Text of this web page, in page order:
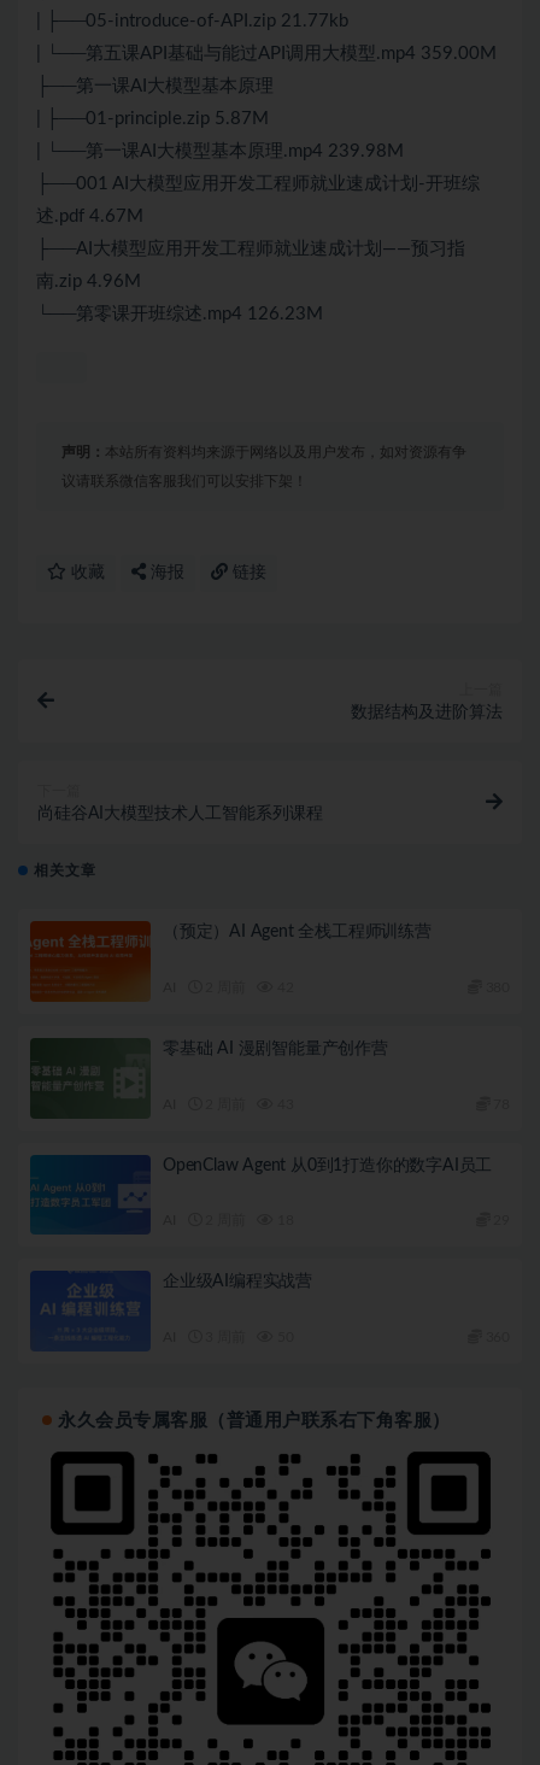
| ├──05-introduce-of-API.zip 21.77kb
| └──第五课API基础与能过API调用大模型.mp4 359.00M
├──第一课AI大模型基本原理
| ├──01-principle.zip 5.87M
| └──第一课AI大模型基本原理.mp4 239.98M
├──001 AI大模型应用开发工程师就业速成计划-开班综
述.pdf 4.67M
├──AI大模型应用开发工程师就业速成计划——预习指
南.zip 4.96M
└──第零课开班综述.mp4 126.23M
声明： 本站所有资料均来源于网络以及用户发布，如对资源有争
议请联系微信客服我们可以安排下架！
收藏 海报 链接
数据结构及进阶算法
尚硅谷AI大模型技术人工智能系列课程
相关文章
（预定）AI Agent 全栈工程师训练营
零基础 AI 漫剧智能量产创作营
OpenClaw Agent 从0到1打造你的数字AI员工
企业级AI编程实战营
永久会员专属客服（普通用户联系右下角客服）